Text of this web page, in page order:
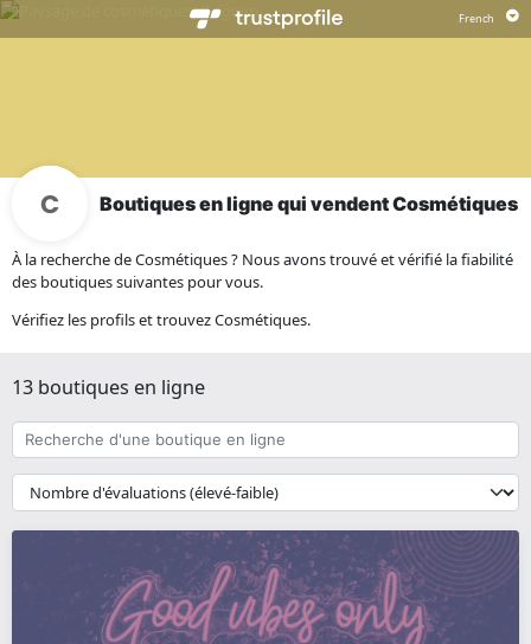
Boutiques en ligne qui vendent Cosmétiques
À la recherche de Cosmétiques ? Nous avons trouvé et vérifié la fiabilité
des boutiques suivantes pour vous.
Vérifiez les profils et trouvez Cosmétiques.
13 boutiques en ligne
Recherche
d'une
boutique
{{
__('Sort')
}}